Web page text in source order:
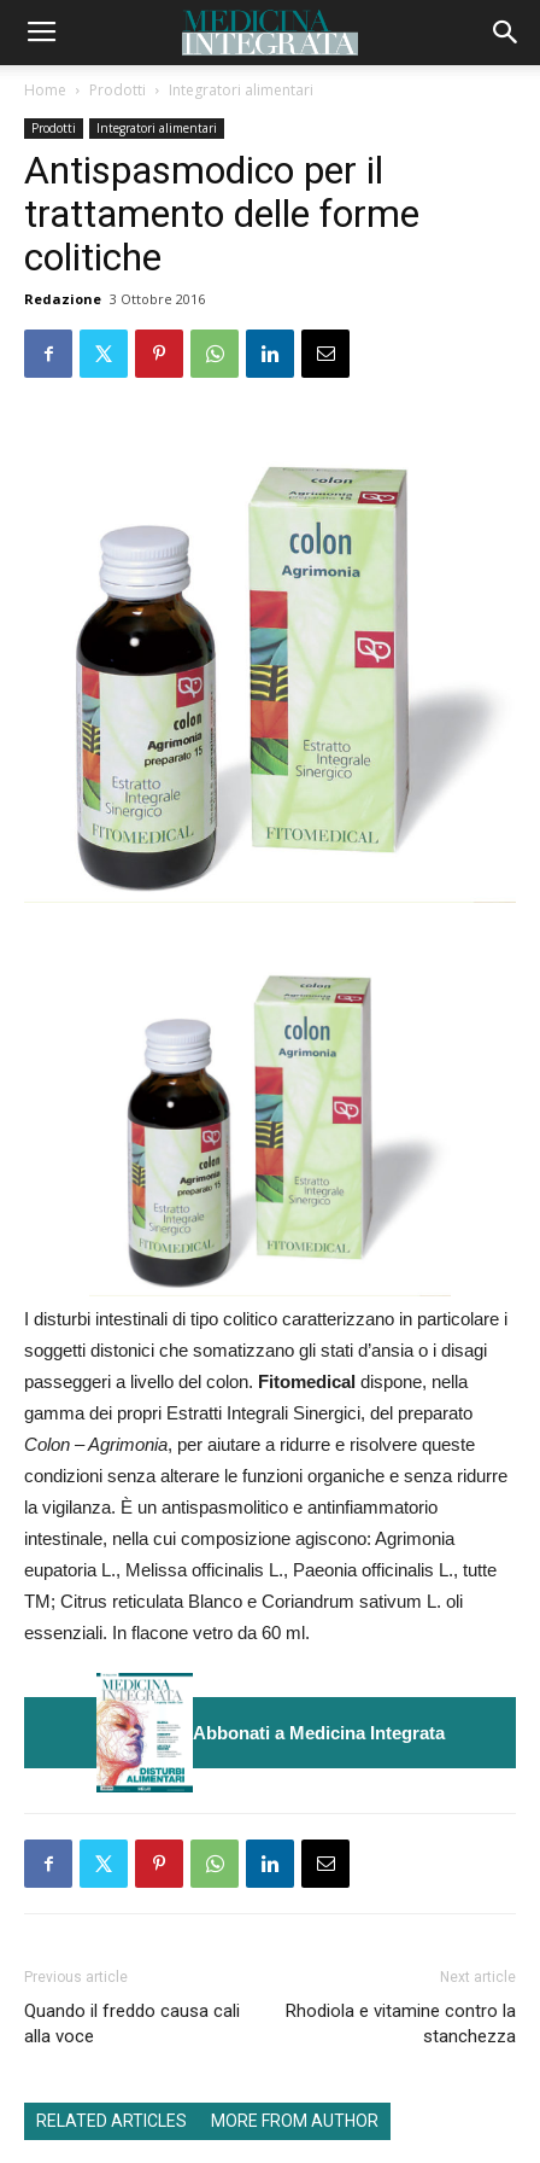
Home Prodotti Integratori alimentari
Prodotti Integratori alimentari
Antispasmodico per il
trattamento delle forme
colitiche
Redazione 3 Ottobre 2016
I disturbi intestinali di tipo colitico caratterizzano in particolare i
soggetti distonici che somatizzano gli stati d’ansia o i disagi
passeggeri a livello del colon. Fitomedical dispone, nella
gamma dei propri Estratti Integrali Sinergici, del preparato
Colon – Agrimonia, per aiutare a ridurre e risolvere queste
condizioni senza alterare le funzioni organiche e senza ridurre
la vigilanza. È un antispasmolitico e antinfiammatorio
intestinale, nella cui composizione agiscono: Agrimonia
eupatoria L., Melissa officinalis L., Paeonia officinalis L., tutte
TM; Citrus reticulata Blanco e Coriandrum sativum L. oli
essenziali. In flacone vetro da 60 ml.
Abbonati a Medicina Integrata
Previous article
Quando il freddo causa cali
alla voce
Next article
Rhodiola e vitamine contro la
stanchezza
RELATED ARTICLES MORE FROM AUTHOR